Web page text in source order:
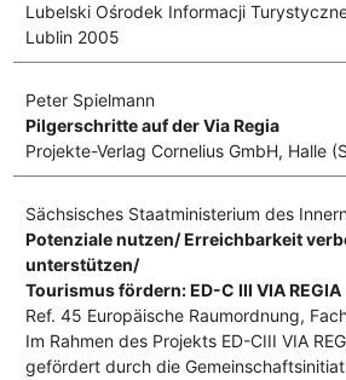
Lubelski Ośrodek Informacji
Lublin 2005
Peter Spielmann
Pilgerschritte auf der Via Regia
Projekte-Verlag Cornelius GmbH, Halle
Sächsisches Staatministerium des
Potenziale nutzen/ Erreichbarkeit
unterstützen/
Tourismus fördern: ED-C III VIA REGIA
Ref. 45 Europäische Raumordnung,
Im Rahmen des Projekts ED-CIII VIA
gefördert durch die